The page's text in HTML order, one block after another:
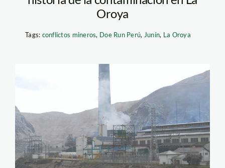
Oroya
Tags: conflictos mineros, Doe Run Perú, Junín, La Oroya